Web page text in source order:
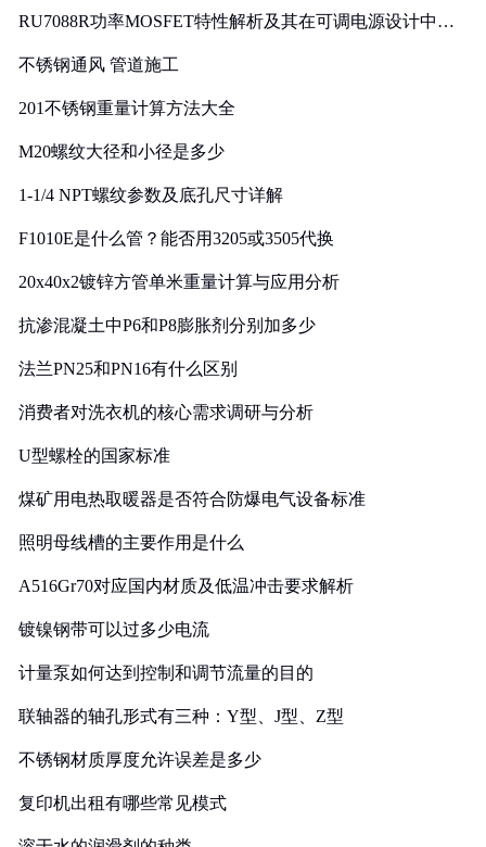
RU7088R功率MOSFET特性解析及其在可调电源设计中的
不锈钢通风 管道施工
201不锈钢重量计算方法大全
M20螺纹大径和小径是多少
1-1/4 NPT螺纹参数及底孔尺寸详解
F1010E是什么管？能否用3205或3505代换
20x40x2镀锌方管单米重量计算与应用分析
抗渗混凝土中P6和P8膨胀剂分别加多少
法兰PN25和PN16有什么区别
消费者对洗衣机的核心需求调研与分析
U型螺栓的国家标准
煤矿用电热取暖器是否符合防爆电气设备标准
照明母线槽的主要作用是什么
A516Gr70对应国内材质及低温冲击要求解析
镀镍钢带可以过多少电流
计量泵如何达到控制和调节流量的目的
联轴器的轴孔形式有三种：Y型、J型、Z型
不锈钢材质厚度允许误差是多少
复印机出租有哪些常见模式